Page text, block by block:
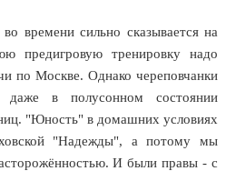
времени сильно сказывается на
предигровую тренировку надо
по Москве. Однако череповчанки
даже в полусонном состоянии
"Юность" в домашних условиях
"Надежды", а потому мы
И были правы - с